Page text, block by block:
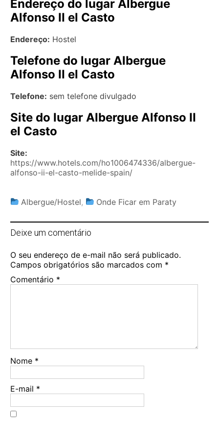
Endereço do lugar Albergue
Alfonso II el Casto
Endereço: Hostel
Telefone do lugar Albergue
Alfonso II el Casto
Telefone: sem telefone divulgado
Site do lugar Albergue Alfonso II
el Casto
Site:
https://www.hotels.com/ho1006474336/albergue-
alfonso-ii-el-casto-melide-spain/
Albergue/Hostel, Onde Ficar em Paraty
Deixe um comentário
O seu endereço de e-mail não será publicado.
Campos obrigatórios são marcados com *
Comentário *
Nome *
E-mail *